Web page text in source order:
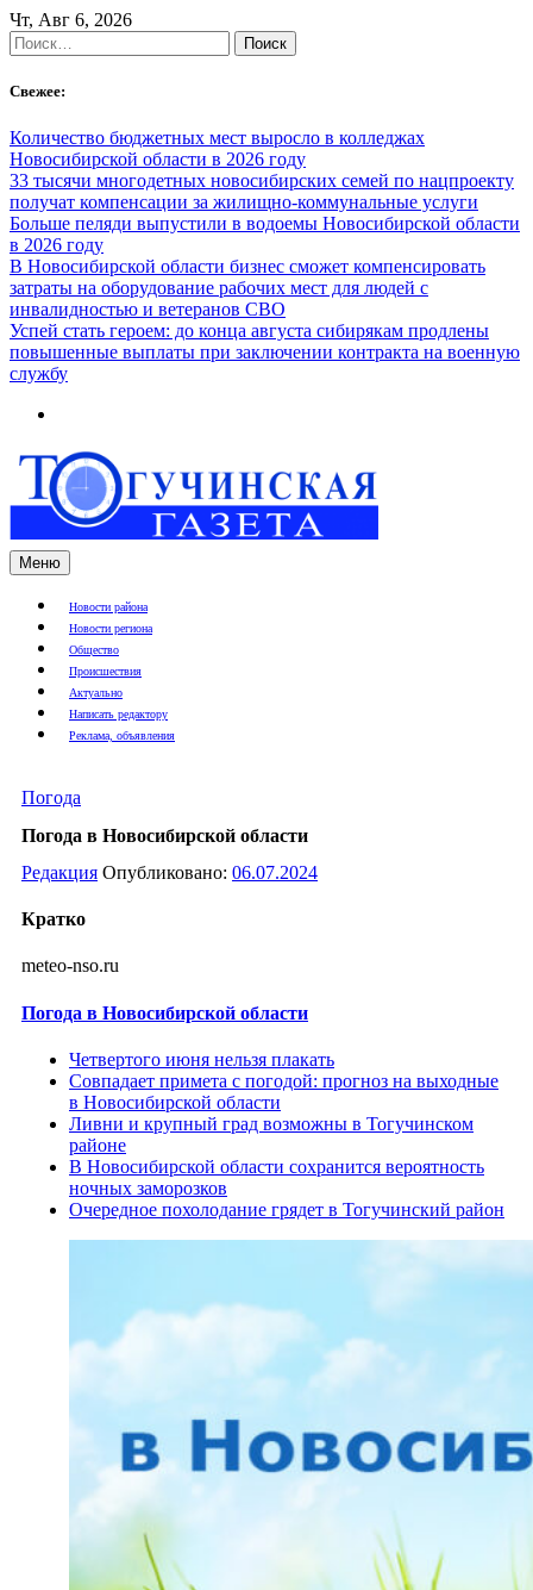
Skip
to
content
Чт, Авг 6, 2026
Найти:
Свежее:
Количество бюджетных мест выросло в колледжах
Новосибирской области в 2026 году
33 тысячи многодетных новосибирских семей по нацпроекту
получат компенсации за жилищно-коммунальные услуги
Больше пеляди выпустили в водоемы Новосибирской области
в 2026 году
В Новосибирской области бизнес сможет компенсировать
затраты на оборудование рабочих мест для людей с
инвалидностью и ветеранов СВО
Успей стать героем: до конца августа сибирякам продлены
повышенные выплаты при заключении контракта на военную
службу
Меню
Новости района
Новости региона
Общество
Происшествия
Актуально
Написать редактору
Реклама, объявления
Погода
Погода в Новосибирской области
Редакция Опубликовано: 06.07.2024
Кратко
meteo-nso.ru
Погода в Новосибирской области
Четвертого июня нельзя плакать
Совпадает примета с погодой: прогноз на выходные
в Новосибирской области
Ливни и крупный град возможны в Тогучинском
районе
В Новосибирской области сохранится вероятность
ночных заморозков
Очередное похолодание грядет в Тогучинский район